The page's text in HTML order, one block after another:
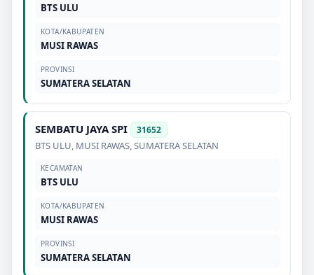
BTS ULU
KOTA/KABUPATEN
MUSI RAWAS
PROVINSI
SUMATERA SELATAN
SEMBATU JAYA SPI 31652
BTS ULU, MUSI RAWAS,SUMATERA SELATAN
KECAMATAN
BTS ULU
KOTA/KABUPATEN
MUSI RAWAS
PROVINSI
SUMATERA SELATAN